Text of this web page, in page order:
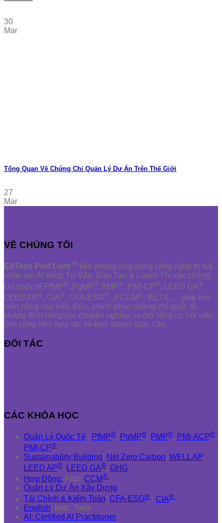
30
Mar
Tổng Quan Về Chứng Chỉ Quản Lý Dự Án Trên Thế Giới
27
Mar
VỀ CHÚNG TÔI
EdTech Prof Certi ® tiên phong ứng dụng công nghệ trí tuệ
nhân tạo AI trong Tư Vấn, Đào Tạo & Luyện Thi các chứng
chỉ quốc tế PfMP® ,PgMP®,PMP®, PMI-CP®, LEED GA®,
LEED AP®, CIA®, CFA-ESG® , FCCM®, IELTS,.... giúp học
viên nâng cao kiến thức, chinh phục chứng chỉ quốc tế,
khẳng định năng lực chuyên nghiệp và mở rộng cơ hội việc
làm cũng như hợp tác và kinh doanh toàn cầu.
ĐỐI TÁC
CÁC KHÓA HỌC
Quản Lý Quốc Tế : PfMP®, PgMP®, PMP®, PMI-ACP®,
PMI-CP®
Sustainability Building: Net Zero Carbon, WELL AP,
LEED AP® , LEED GA®, GHG
Hợp Đồng: Fidic CCM®
Quản Lý Dự Án Xây Dựng
Tài Chính & Kiểm Toán: CFA-ESG® , CIA®
English: Ielts, Toeic
AI: Certified AI Practitioner